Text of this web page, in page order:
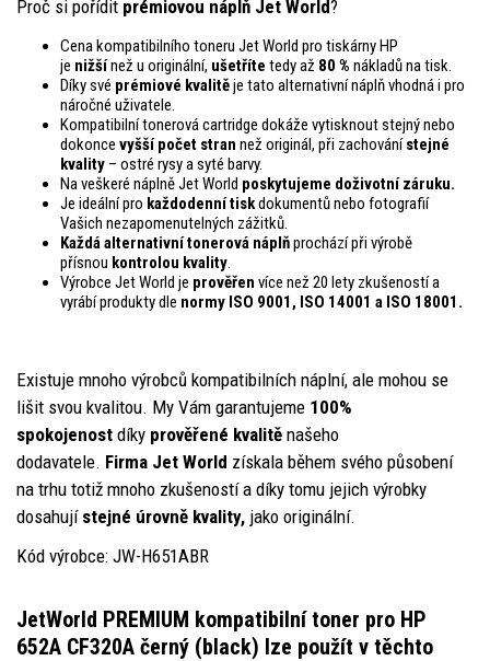
Proč si pořídit prémiovou náplň Jet World?
Cena kompatibilního toneru Jet World pro tiskárny HP
je nižšínež u originální, ušetříte tedy až 80 % nákladů na tisk.
Díky své prémiové kvalitěje tato alternativní náplň vhodná i pro
náročné uživatele.
Kompatibilní tonerová cartridge dokáže vytisknout stejný nebo
dokonce vyšší počet stran než originál, při zachovánístejné
kvality – ostré rysy a syté barvy.
Na veškeré náplně Jet World poskytujeme doživotní záruku.
Je ideální pro každodenní tiskdokumentů nebo fotografií
Vašich nezapomenutelných zážitků.
Každá alternativní tonerová náplňprochází při výrobě
přísnou kontrolou kvality.
Výrobce Jet World je prověřen více než 20 lety zkušeností a
vyrábí produkty dle normy ISO 9001, ISO 14001 a ISO 18001.
Existuje mnoho výrobců kompatibilních náplní, ale mohou se
lišit svou kvalitou. My Vám garantujeme 100%
spokojenost díky prověřené kvalitě našeho
dodavatele. Firma Jet World získala během svého působení
na trhu totiž mnoho zkušeností a díky tomu jejich výrobky
dosahují stejné úrovně kvality, jako originální.
Kód výrobce: JW-H651ABR
JetWorld PREMIUM kompatibilní toner pro HP
652A CF320A černý (black) lze použít v těchto